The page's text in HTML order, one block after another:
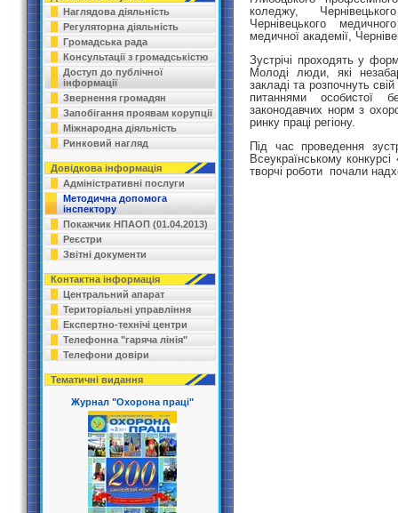
Наглядова діяльність
Регуляторна діяльність
Громадська рада
Консультації з громадськістю
Доступ до публічної
інформації
Звернення громадян
Запобігання проявам корупції
Міжнародна діяльність
Ринковий нагляд
Довідкова інформація
Адміністративні послуги
Методична допомога
інспектору
Покажчик НПАОП (01.04.2013)
Реєстри
Звітні документи
Контактна інформація
Центральний апарат
Територіальні управління
Експертно-технічі центри
Телефонна "гаряча лінія"
Телефони довіри
Тематичні видання
Журнал "Охорона праці"
коледжу,
Чернівецького
медичної академії,
Зустрічі проходять у
Молоді люди, які
закладі та розпочнуть
питаннями особистої
законодавчих норм з
ринку праці регіону.
Під час проведення
Всеукраїнському
творчі роботи почали